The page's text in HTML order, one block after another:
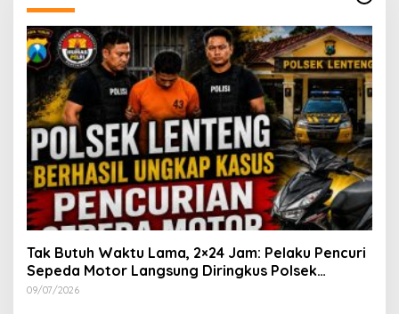
Tak Butuh Waktu Lama, 2×24 Jam: Pelaku Pencuri
Sepeda Motor Langsung Diringkus Polsek
Lenteng di Wilayah Manding
09/07/2026